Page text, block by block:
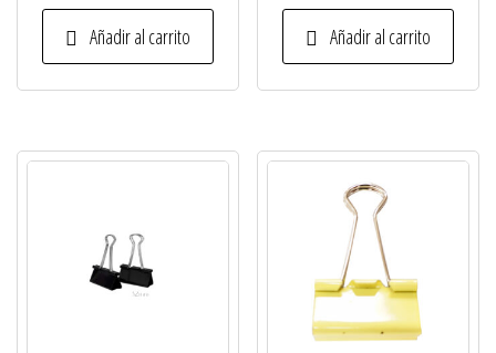
Añadir al carrito Añadir al carrito